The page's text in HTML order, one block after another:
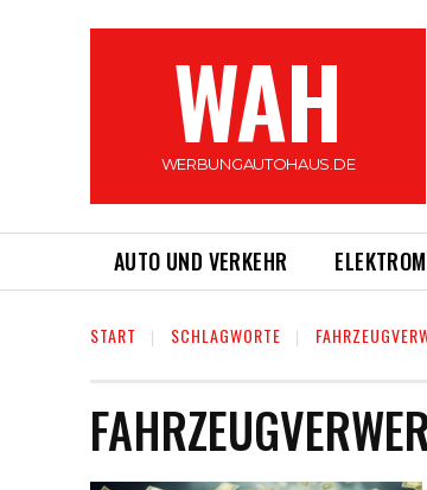
WAH
WERBUNGAUTOHAUS.DE
AUTO UND VERKEHR
START SCHLAGWORTE